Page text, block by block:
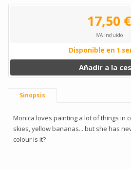
17,50 €
IVA incluido
Disponible en 1
Añadir a la
Sinopsis
Monica loves painting a lot of things in
skies, yellow bananas... but she has
colour is it?